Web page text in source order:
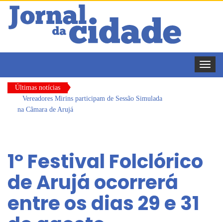
Toggle
Últimas notícias
Vereadores Mirins participam de Sessão Simulada
na Câmara de Arujá
mercado de trabalho
Dalvana Penha toma posse como vereadora
durante sessão da Câmara de Arujá
Escola do Legislativo de Arujá entrega 1 tonelada
de alimentos ao Fundo Social do município
1º Festival Folclórico
de Arujá ocorrerá
entre os dias 29 e 31